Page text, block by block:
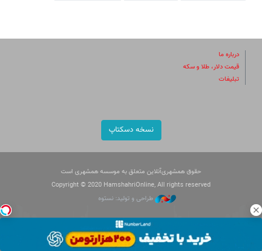
درباره ما
قیمت دلار، طلا و سکه
تبلیغات
نسخه دسکتاپ
حقوق همشهری‌آنلاین متعلق به موسسه همشهری است
Copyright © 2020 HamshahriOnline, All rights reserved
طراحی و تولید: نستوه